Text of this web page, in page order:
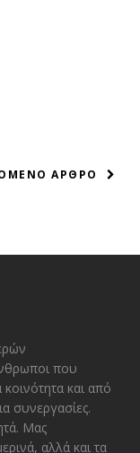
ΑΡΘΡΟ
που
και από
συνεργασίες.
Μας
αλλά και τα